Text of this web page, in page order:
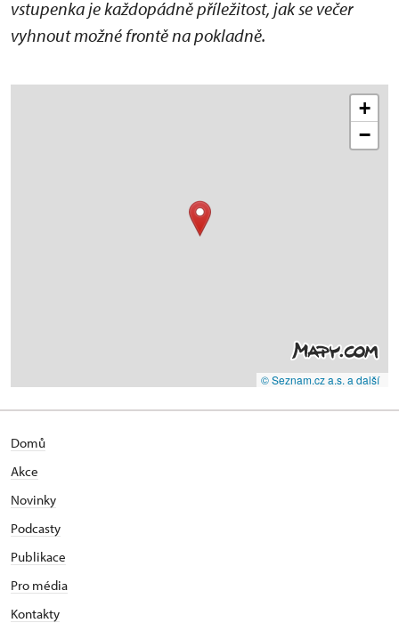
vstupenka je každopádně příležitost, jak se večer
vyhnout možné frontě na pokladně.
+
−
© Seznam.cz a.s. a další
Domů
Akce
Novinky
Podcasty
Publikace
Pro média
Kontakty